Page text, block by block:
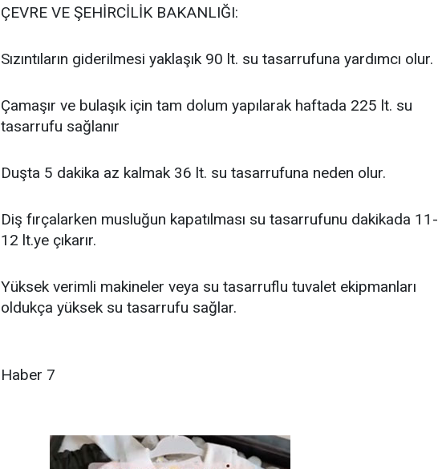
ÇEVRE VE ŞEHİRCİLİK BAKANLIĞI:
Sızıntıların giderilmesi yaklaşık 90 lt. su tasarrufuna yardımcı olur.
Çamaşır ve bulaşık için tam dolum yapılarak haftada 225 lt. su
tasarrufu sağlanır
Duşta 5 dakika az kalmak 36 lt. su tasarrufuna neden olur.
Diş fırçalarken musluğun kapatılması su tasarrufunu dakikada 11-
12 lt.ye çıkarır.
Yüksek verimli makineler veya su tasarruflu tuvalet ekipmanları
oldukça yüksek su tasarrufu sağlar.
Haber 7